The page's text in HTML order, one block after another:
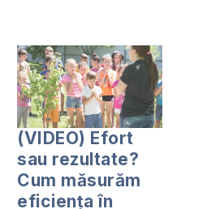
(VIDEO) Efort
sau rezultate?
Cum măsurăm
eficiența în